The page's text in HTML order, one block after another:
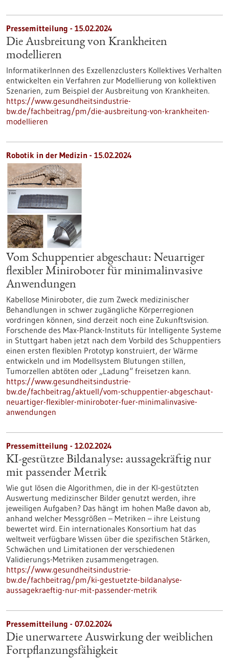
Pressemitteilung - 15.02.2024
Die Ausbreitung von Krankheiten
modellieren
InformatikerInnen des Exzellenzclusters Kollektives Verhalten
entwickelten ein Verfahren zur Modellierung von kollektiven
Szenarien, zum Beispiel der Ausbreitung von Krankheiten.
https://www.gesundheitsindustrie-
bw.de/fachbeitrag/pm/die-ausbreitung-von-krankheiten-
modellieren
Robotik in der Medizin - 15.02.2024
Vom Schuppentier abgeschaut: Neuartiger
flexibler Miniroboter für minimalinvasive
Anwendungen
Kabellose Miniroboter, die zum Zweck medizinischer
Behandlungen in schwer zugängliche Körperregionen
vordringen können, sind derzeit noch eine Zukunftsvision.
Forschende des Max-Planck-Instituts für Intelligente Systeme
in Stuttgart haben jetzt nach dem Vorbild des Schuppentiers
einen ersten flexiblen Prototyp konstruiert, der Wärme
entwickeln und im Modellsystem Blutungen stillen,
Tumorzellen abtöten oder „Ladung“ freisetzen kann.
https://www.gesundheitsindustrie-
bw.de/fachbeitrag/aktuell/vom-schuppentier-abgeschaut-
neuartiger-flexibler-miniroboter-fuer-minimalinvasive-
anwendungen
Pressemitteilung - 12.02.2024
KI-gestützte Bildanalyse: aussagekräftig nur
mit passender Metrik
Wie gut lösen die Algorithmen, die in der KI-gestützten
Auswertung medizinscher Bilder genutzt werden, ihre
jeweiligen Aufgaben? Das hängt im hohen Maße davon ab,
anhand welcher Messgrößen – Metriken – ihre Leistung
bewertet wird. Ein internationales Konsortium hat das
weltweit verfügbare Wissen über die spezifischen Stärken,
Schwächen und Limitationen der verschiedenen
Validierungs-Metriken zusammengetragen.
https://www.gesundheitsindustrie-
bw.de/fachbeitrag/pm/ki-gestuetzte-bildanalyse-
aussagekraeftig-nur-mit-passender-metrik
Pressemitteilung - 07.02.2024
Die unerwartete Auswirkung der weiblichen
Fortpflanzungsfähigkeit